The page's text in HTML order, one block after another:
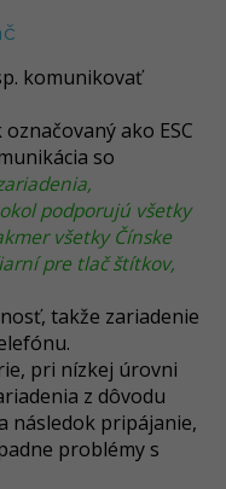
komunikovať
ako ESC
so
podporujú všetky
všetky Čínske
pre tlač štítkov,
takže zariadenie
pri nízkej úrovni
z dôvodu
následok pripájanie,
problémy s